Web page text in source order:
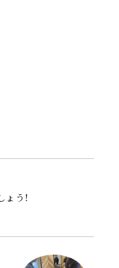
う！